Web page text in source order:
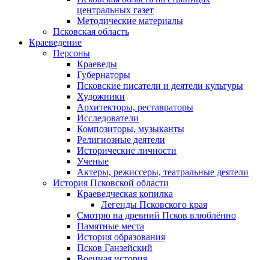
центральных газет
Методические материалы
Псковская область
Краеведение
Персоны
Краеведы
Губернаторы
Псковские писатели и деятели культуры
Художники
Архитекторы, реставраторы
Исследователи
Композиторы, музыканты
Религиозные деятели
Исторические личности
Ученые
Актеры, режиссеры, театральные деятели
История Псковской области
Краеведческая копилка
Легенды Псковского края
Смотрю на древний Псков влюблённо
Памятные места
История образования
Псков Ганзейский